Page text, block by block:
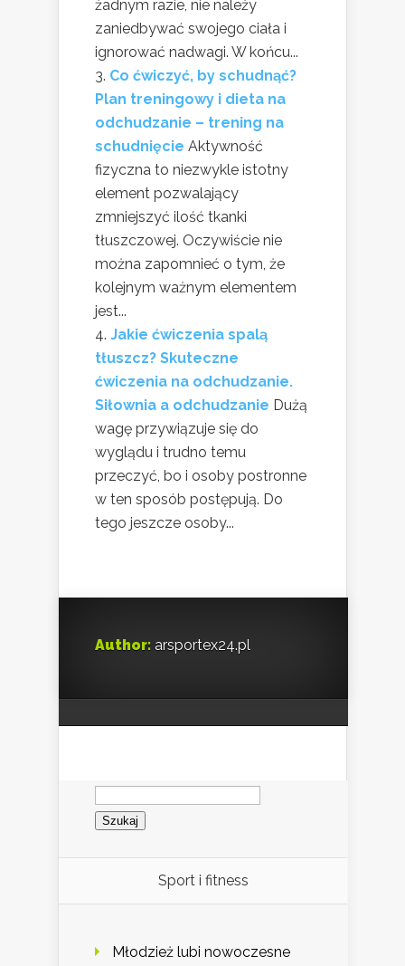
żadnym razie, nie należy
zaniedbywać swojego ciała i
ignorować nadwagi. W końcu...
Co ćwiczyć, by schudnąć?
Plan treningowy i dieta na
odchudzanie – trening na
schudnięcie Aktywność
fizyczna to niezwykle istotny
element pozwalający
zmniejszyć ilość tkanki
tłuszczowej. Oczywiście nie
można zapomnieć o tym, że
kolejnym ważnym elementem
jest...
Jakie ćwiczenia spalą
tłuszcz? Skuteczne
ćwiczenia na odchudzanie.
Siłownia a odchudzanie Dużą
wagę przywiązuje się do
wyglądu i trudno temu
przeczyć, bo i osoby postronne
w ten sposób postępują. Do
tego jeszcze osoby...
Author: arsportex24.pl
Szukaj:
Sport i fitness
Młodzież lubi nowoczesne